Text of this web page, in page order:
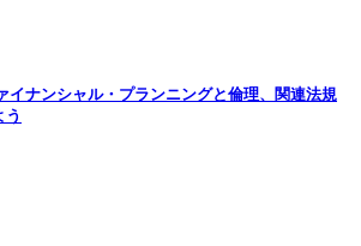
イナンシャル・プランニングと倫理、関連法規
う